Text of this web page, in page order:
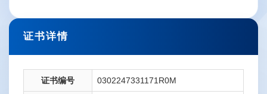
证书详情
证书编号 0302247331171R0M